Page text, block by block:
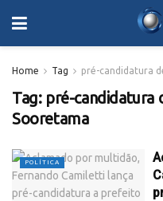
Home Tag pré-candidatura
Tag: pré-candidatura
Sooretama
POLÍTICA